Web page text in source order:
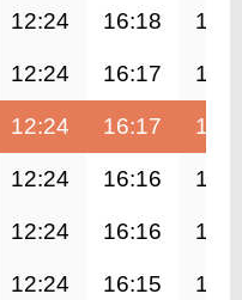
12:24 16:18
12:24 16:17
12:24 16:17
12:24 16:16
12:24 16:16
12:24 16:15